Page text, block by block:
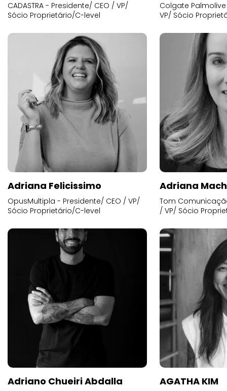
CADASTRA - Presidente/ CEO / VP/
Sócio Proprietário/C-level
Colgate
VP/ Sócio
Adriana Felicissimo
OpusMultipla - Presidente/ CEO / VP/
Sócio Proprietário/C-level
Adriana
Tom
/ VP/ Sócio
Adriano Chueiri Abdalla AGATHA KIM